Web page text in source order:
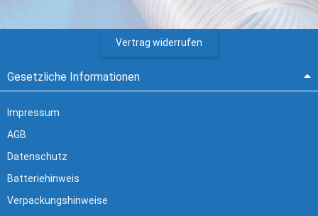
Vertrag widerrufen
Gesetzliche Informationen
Impressum
AGB
Datenschutz
Batteriehinweis
Verpackungshinweise